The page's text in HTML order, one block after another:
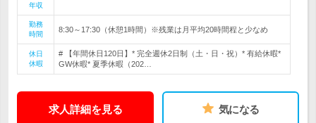
年収
勤務
時間
8:30～17:30（休憩1時間）※残業は月平均20時間程と少なめ
休日
休暇
# 【年間休日120日】* 完全週休2日制（土・日・祝）* 有給休暇*
GW休暇* 夏季休暇（202…
求人詳細を見る 気になる